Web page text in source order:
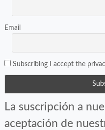
Email
Subscribing I accept the
La suscripción a
aceptación de